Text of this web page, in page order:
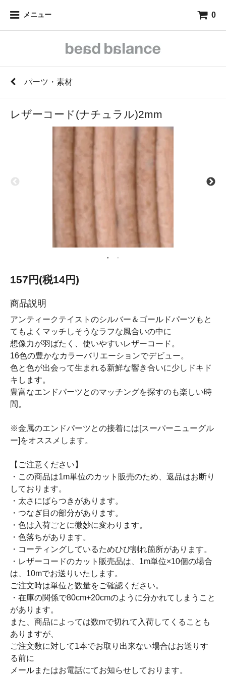
メニュー 0
パーツ・素材
レザーコード(ナチュラル)2mm
157円(税14円)
商品説明
アンティークテイストのシルバー＆ゴールドパーツもと
てもよくマッチしそうなラフな風合いの中に
想像力が羽ばたく、使いやすいレザーコード。
16色の豊かなカラーバリエーションでデビュー。
色と色が出会って生まれる新鮮な響き合いに少しドキド
キします。
豊富なエンドパーツとのマッチングを探すのも楽しい時
間。
※金属のエンドパーツとの接着には[スーパーニューグル
ー]をオススメします。
【ご注意ください】
・この商品は1m単位のカット販売のため、返品はお断り
しております。
・太さにばらつきがあります。
・つなぎ目の部分があります。
・色は入荷ごとに微妙に変わります。
・色落ちがあります。
・コーティングしているためひび割れ箇所があります。
・レザーコードのカット販売品は、1m単位×10個の場合
は、10mでお送りいたします。
ご注文時は単位と数量をご確認ください。
・在庫の関係で80cm+20cmのように分かれてしまうこと
があります。
また、商品によっては数mで切れて入荷してくることも
ありますが、
ご注文数に対して1本でお取り出来ない場合はお送りす
る前に
メールまたはお電話にてお知らせしております。